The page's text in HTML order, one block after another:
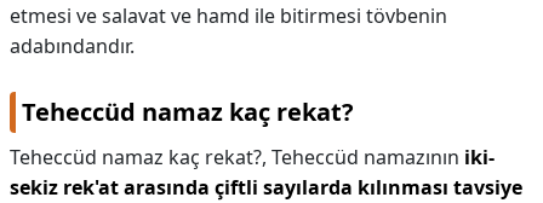
etmesi ve salavat ve hamd ile bitirmesi tövbenin
adabındandır.
Teheccüd namaz kaç rekat?
Teheccüd namaz kaç rekat?, Teheccüd namazının iki-
sekiz rek'at arasında çiftli sayılarda kılınması tavsiye